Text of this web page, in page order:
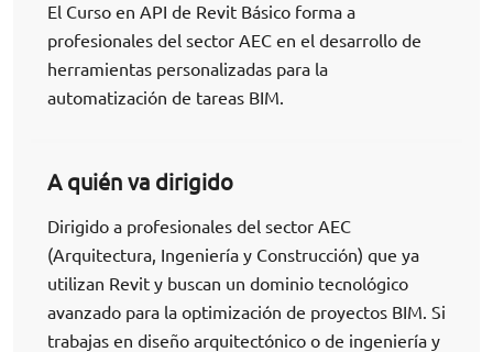
El Curso en API de Revit Básico forma a
profesionales del sector AEC en el desarrollo de
herramientas personalizadas para la
automatización de tareas BIM.
A quién va dirigido
Dirigido a profesionales del sector AEC
(Arquitectura, Ingeniería y Construcción) que ya
utilizan Revit y buscan un dominio tecnológico
avanzado para la optimización de proyectos BIM. Si
trabajas en diseño arquitectónico o de ingeniería y